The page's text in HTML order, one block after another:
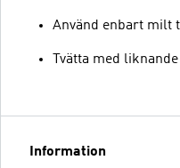
Använd enbart milt
Tvätta med
Information